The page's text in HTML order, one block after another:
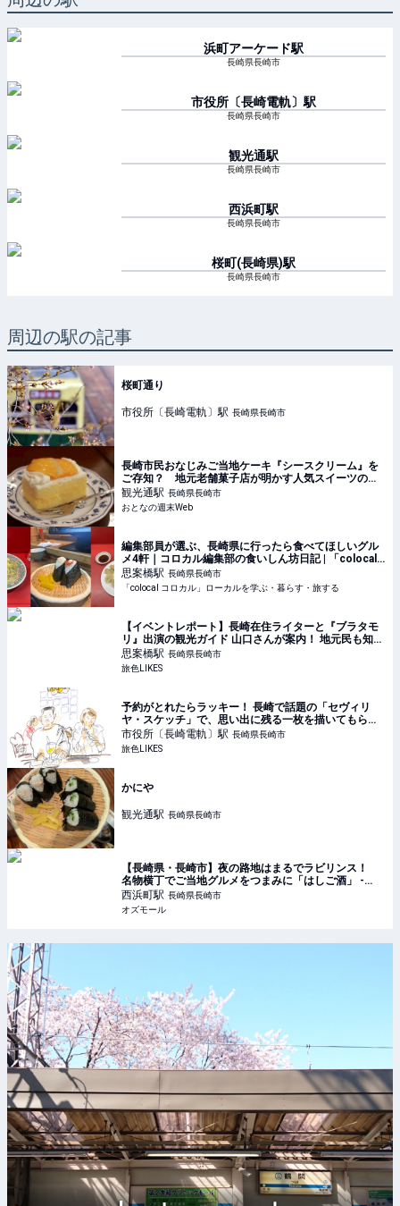
浜町アーケード駅
長崎県長崎市
市役所〔長崎電軌〕 駅
長崎県長崎市
観光通駅
長崎県長崎市
西浜町駅
長崎県長崎市
桜町(長崎県)駅
長崎県長崎市
周辺の駅の記事
桜町通り
市役所〔長崎電軌〕駅 長崎県長崎市
長崎市民おなじみご当地ケーキ『シースクリーム』を
ご存知？ 地元老舗菓子店が明かす人気スイーツの名
前の秘密とは
観光通駅 長崎県長崎市
おとなの週末Web
編集部員が選ぶ、長崎県に行ったら食べてほしいグル
メ4軒｜コロカル編集部の食いしん坊日記 | 「colocal
コロカル」ローカルを学ぶ・暮らす・旅する
思案橋駅 長崎県長崎市
「colocal コロカル」ローカルを学ぶ・暮らす・旅する
【イベントレポート】長崎在住ライターと『ブラタモ
リ』出演の観光ガイド 山口さんが案内！ 地元民も知ら
ない長崎・丸山を“さるく”｜旅色LIKES
思案橋駅 長崎県長崎市
旅色LIKES
予約がとれたらラッキー！ 長崎で話題の「セヴィリ
ヤ・スケッチ」で、思い出に残る一枚を描いてもらお
う｜旅色LIKES
市役所〔長崎電軌〕駅 長崎県長崎市
旅色LIKES
かにや
観光通駅 長崎県長崎市
【長崎県・長崎市】夜の路地はまるでラビリンス！
名物横丁でご当地グルメをつまみに「はしご酒」 -
OZmall
西浜町駅 長崎県長崎市
オズモール